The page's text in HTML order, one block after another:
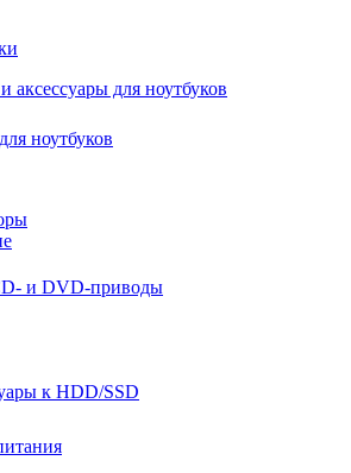
аксессуары для ноутбуков
ноутбуков
и DVD-приводы
к HDD/SSD